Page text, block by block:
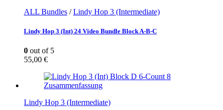
ALL Bundles /Lindy Hop 3 (Intermediate)
Lindy Hop 3 (Int) 24 Video Bundle Block A-B-C
0 out of 5
55,00 €
Lindy Hop 3 (Intermediate)